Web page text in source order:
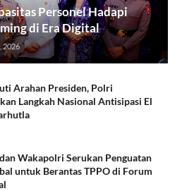
Personel Hadapi
di Era Digital
2026
Arahan Presiden, Polri
Langkah Nasional Antisipasi El
Wakapolri Serukan Penguatan
untuk Berantas TPPO di Forum